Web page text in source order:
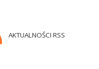
AKTUALNOŚCI RSS